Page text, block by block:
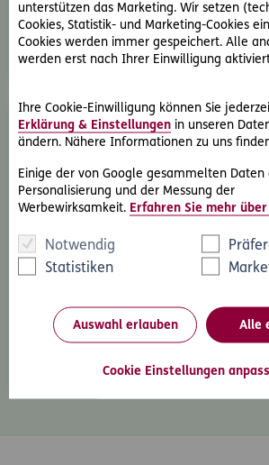
unterstützen das Marketing. Wir setzen
Cookies, Statistik- und Marketing-Cookies
Cookies werden immer gespeichert. Alle
werden erst nach Ihrer Einwilligung
Ihre Cookie-Einwilligung können Sie
Erklärung & Einstellungen in unseren
ändern. Nähere Informationen zu uns
Einige der von Google gesammelten Daten
Personalisierung und der Messung der
Werbewirksamkeit. Erfahren Sie mehr
Notwendig
Statistiken
Auswahl erlauben Alle
Cookie Einstellungen
wechseln.
Mehr erfahren
Ihre Sparprämien bzw. Ihr
nach gesetzlichen Vorgaben im
ERGO Versicherung im Rahmen der
Einmal zugebuchte Gewinne können